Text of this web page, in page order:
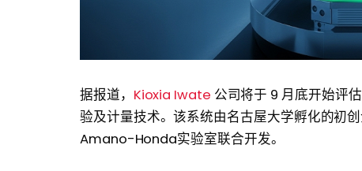
据报道， Kioxia Iwate 公司将于 9 月底开始评
验及计量技术。该系统由名古屋大学孵化的初
Amano-Honda实验室联合开发。